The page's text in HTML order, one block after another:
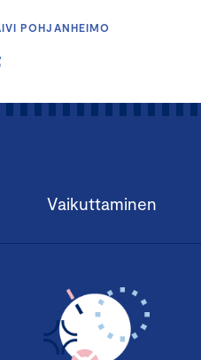
POHJANHEIMO
Vaikuttaminen